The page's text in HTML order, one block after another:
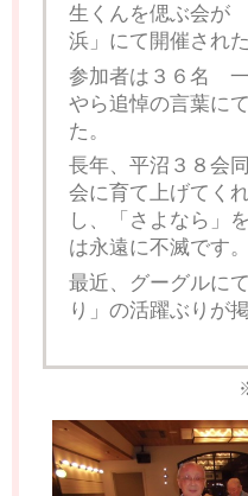
生くんを偲ぶ会が
浜」にて開催された
参加者は３６名
やら追悼の言葉に
た。
長年、平沼３８会
会に育て上げてく
し、「さよなら」
は永遠に不滅です。
最近、グーグルに
り」の活躍ぶりが